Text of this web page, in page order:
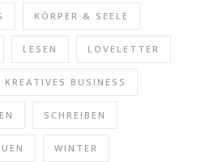
KÖRPER & SEELE
LESEN LOVELETTER
KREATIVES BUSINESS
SCHREIBEN
WINTER